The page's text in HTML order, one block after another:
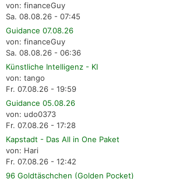
von: financeGuy
Sa. 08.08.26 - 07:45
Guidance 07.08.26
von: financeGuy
Sa. 08.08.26 - 06:36
Künstliche Intelligenz - KI
von: tango
Fr. 07.08.26 - 19:59
Guidance 05.08.26
von: udo0373
Fr. 07.08.26 - 17:28
Kapstadt - Das All in One Paket
von: Hari
Fr. 07.08.26 - 12:42
96 Goldtäschchen (Golden Pocket)